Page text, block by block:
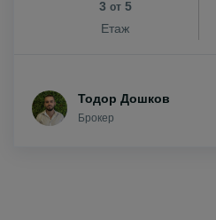
3 от5
Етаж
Тодор Дошков
Брокер